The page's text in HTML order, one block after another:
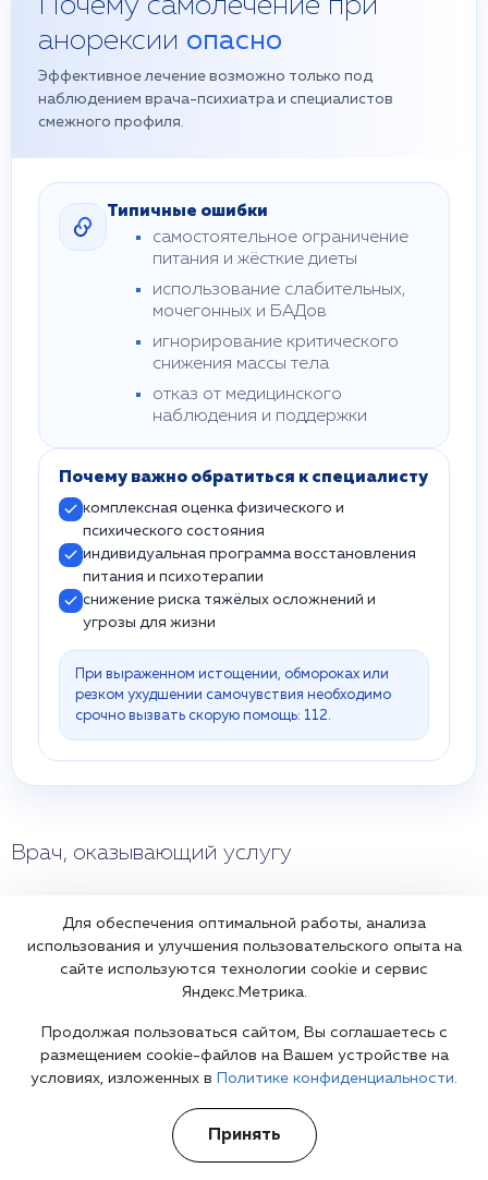
Почему самолечение при
анорексии опасно
Эффективное лечение возможно только под
наблюдением врача-психиатра и специалистов
смежного профиля.
Типичные ошибки
самостоятельное ограничение
питания и жёсткие диеты
использование слабительных,
мочегонных и БАДов
игнорирование критического
снижения массы тела
отказ от медицинского
наблюдения и поддержки
Почему важно обратиться к специалисту
комплексная оценка физического и
психического состояния
индивидуальная программа восстановления
питания и психотерапии
снижение риска тяжёлых осложнений и
угрозы для жизни
При выраженном истощении, обмороках или
резком ухудшении самочувствия необходимо
срочно вызвать скорую помощь: 112.
Врач, оказывающий услугу
Гладышев Виталий Николаевич
Врач-психиатр
Профессиональная подготовка
Высшее медицинское образование. Магистерская программа
"Психологическое благополучие". Регулярное повышение
Выезд врача на дом
Рекомендации по дальнейшим шагам
Для обеспечения оптимальной работы, анализа
использования и улучшения пользовательского опыта на
сайте используются технологии cookie и сервис
Яндекс.Метрика.
Продолжая пользоваться сайтом, Вы соглашаетесь с
размещением cookie-файлов на Вашем устройстве на
условиях, изложенных в
Политике конфиденциальности.
Принять